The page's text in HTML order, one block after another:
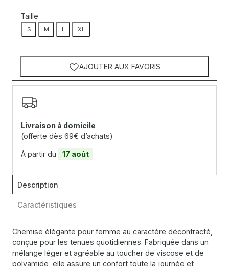
Taille
S M L XL
AJOUTER AUX FAVORIS
Livraison à domicile
(offerte dès 69€ d’achats)
À partir du 17 août
Description
Caractéristiques
Chemise élégante pour femme au caractère décontracté,
conçue pour les tenues quotidiennes. Fabriquée dans un
mélange léger et agréable au toucher de viscose et de
polyamide, elle assure un confort toute la journée et